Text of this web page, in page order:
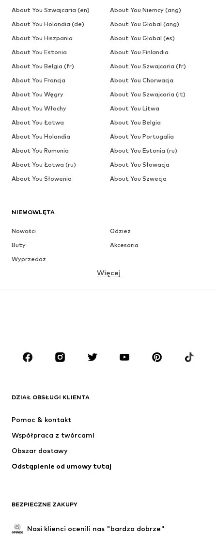
NIEMOWLĘTA
Nowości
Odzież
Buty
Akcesoria
Wyprzedaż
MARKI
Next
NAME IT
Więcej
DZIAŁ OBSŁUGI KLIENTA
Pomoc & kontakt
Współpraca z twórcami
Obszar dostawy
Odstąpienie od umowy tutaj
BEZPIECZNE ZAKUPY
Nasi klienci ocenili nas "bardzo dobrze"
About You Szwajcaria (en)
About You Niemcy (ang)
About You Holandia (de)
About You Global (ang)
About You Hiszpania
About You Global (es)
About You Estonia
About You Finlandia
About You Belgia (fr)
About You Szwajcaria (fr)
About You Francja
About You Chorwacja
About You Węgry
About You Szwajcaria (it)
About You Włochy
About You Litwa
About You Łotwa
About You Belgia
About You Holandia
About You Portugalia
About You Rumunia
About You Estonia (ru)
About You Łotwa (ru)
About You Słowacja
About You Słowenia
About You Szwecja